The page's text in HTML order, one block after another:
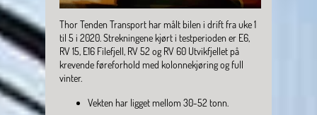
Thor Tenden Transport har målt bilen i drift fra uke 1
til 5 i 2020. Strekningene kjørt i testperioden er E6,
RV 15, E16 Filefjell, RV 52 og RV 60 Utvikfjellet på
krevende føreforhold med kolonnekjøring og full
vinter.
Vekten har ligget mellom 30-52 tonn.